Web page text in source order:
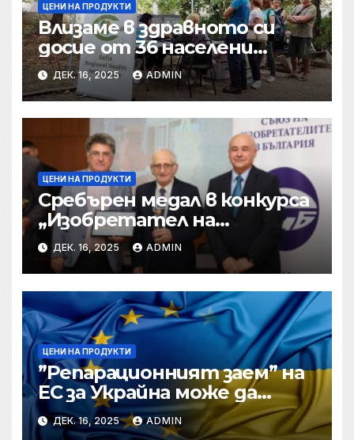
ЦЕНИ НА ПРОДУКТИ
Влизаме в здравното си
досие от 36 населени
места • МЗ
ДЕК. 16, 2025 ADMIN
ЦЕНИ НА ПРОДУКТИ
Сребърен медал в конкурса
„Изобретател на
годината“ за учени от БАН
ДЕК. 16, 2025 ADMIN
ЦЕНИ НА ПРОДУКТИ
”Репарационният заем” на
ЕС за Украйна може да
достигне 130 милиарда
евро
ДЕК. 16, 2025 ADMIN